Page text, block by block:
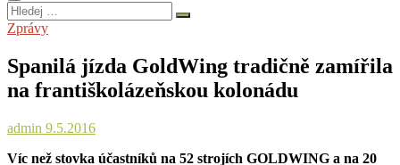
Hledej
…
Zprávy
Spanilá jízda GoldWing tradičně zamířila
na františkolázeňskou kolonádu
admin 9.5.2016
Víc než stovka účastníků na 52 strojích GOLDWING a na 20